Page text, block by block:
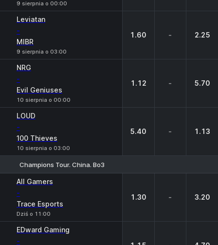
9 sierpnia o 00:00
Leviatan
-
MIBR
9 sierpnia o 03:00
1.60 - 2.25
NRG
-
Evil Geniuses
10 sierpnia o 00:00
1.12 - 5.70
LOUD
-
100 Thieves
10 sierpnia o 03:00
5.40 - 1.13
Champions Tour. China. Bo3
All Gamers
-
Trace Esports
Dziś o 11:00
1.30 - 3.20
EDward Gaming
-